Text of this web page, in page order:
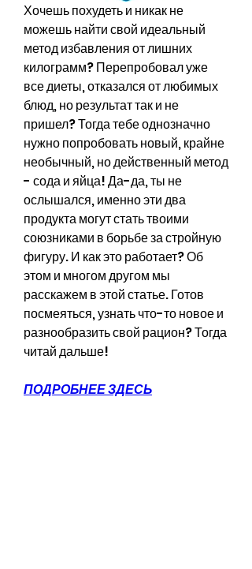
Хочешь похудеть и никак не
можешь найти свой идеальный
метод избавления от лишних
килограмм? Перепробовал уже
все диеты, отказался от любимых
блюд, но результат так и не
пришел? Тогда тебе однозначно
нужно попробовать новый, крайне
необычный, но действенный метод
- сода и яйца! Да-да, ты не
ослышался, именно эти два
продукта могут стать твоими
союзниками в борьбе за стройную
фигуру. И как это работает? Об
этом и многом другом мы
расскажем в этой статье. Готов
посмеяться, узнать что-то новое и
разнообразить свой рацион? Тогда
читай дальше!
ПОДРОБНЕЕ ЗДЕСЬ